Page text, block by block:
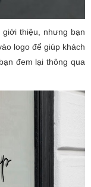
thiệu, nhưng bạn
logo để giúp khách
đem lại thông qua